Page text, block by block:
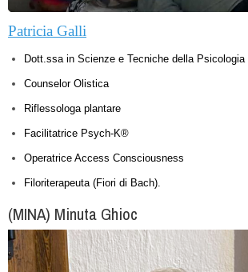
Patricia Galli
Dott.ssa in Scienze e Tecniche della
Counselor Olistica
Riflessologa plantare
Facilitatrice Psych-K®
Operatrice Access Consciousness
Filoriterapeuta (Fiori di Bach).
(MINA) Minuta Ghioc